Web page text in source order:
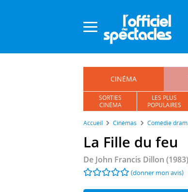
CINÉMA
SORTIES
CINÉMA
LES PLUS
POPULAIRES
Accueil Cinémas Comédie
La Fille du feu
De John Francis Dillon (1983)
(donner mon avis)